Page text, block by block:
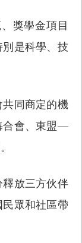
獎學金項目
是科學、技
共同商定的機
合會、東盟—
釋放三方伙伴
眾和社區帶